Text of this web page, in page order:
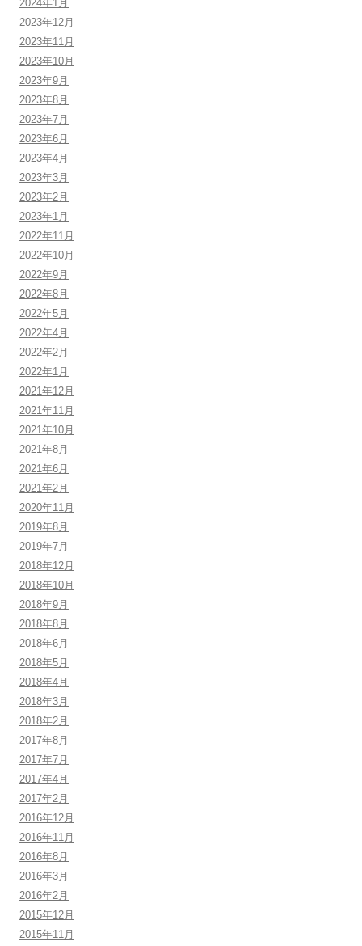
2024年1月
2023年12月
2023年11月
2023年10月
2023年9月
2023年8月
2023年7月
2023年6月
2023年4月
2023年3月
2023年2月
2023年1月
2022年11月
2022年10月
2022年9月
2022年8月
2022年5月
2022年4月
2022年2月
2022年1月
2021年12月
2021年11月
2021年10月
2021年8月
2021年6月
2021年2月
2020年11月
2019年8月
2019年7月
2018年12月
2018年10月
2018年9月
2018年8月
2018年6月
2018年5月
2018年4月
2018年3月
2018年2月
2017年8月
2017年7月
2017年4月
2017年2月
2016年12月
2016年11月
2016年8月
2016年3月
2016年2月
2015年12月
2015年11月